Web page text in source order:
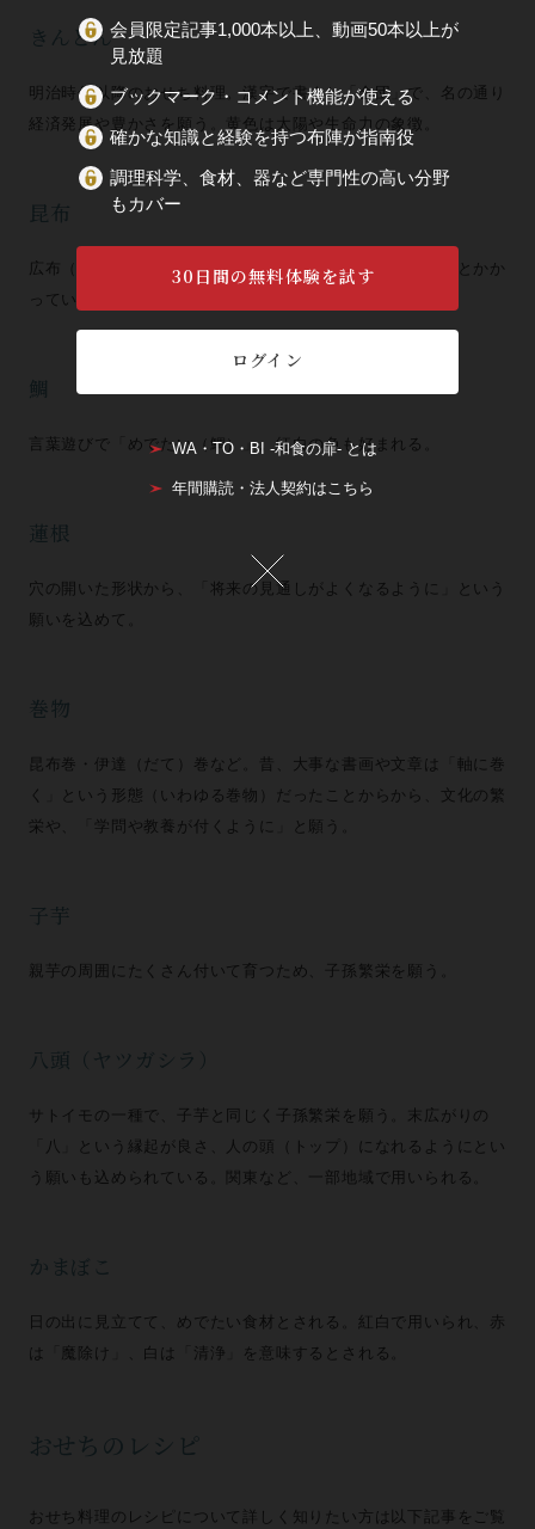
きんとん
明治時代以降のおせち料理。漢字で書くと「金団」で、名の通り
経済発展や豊かさを願う。黄色は太陽や生命力の象徴。
昆布
広布（ひろめ）と呼ばれた食材なので、「名声を広める」とかか
っている。また言葉遊びで「よろこぶ（昆布）」。
鯛
言葉遊びで「めでたい（鯛）」。紅白の色も好まれる。
蓮根
穴の開いた形状から、「将来の見通しがよくなるように」という
願いを込めて。
巻物
昆布巻・伊達（だて）巻など。昔、大事な書画や文章は「軸に巻
く」という形態（いわゆる巻物）だったことからから、文化の繁
栄や、「学問や教養が付くように」と願う。
子芋
親芋の周囲にたくさん付いて育つため、子孫繁栄を願う。
八頭（ヤツガシラ）
サトイモの一種で、子芋と同じく子孫繁栄を願う。末広がりの
「八」という縁起が良さ、人の頭（トップ）になれるようにとい
う願いも込められている。関東など、一部地域で用いられる。
かまぼこ
日の出に見立てて、めでたい食材とされる。紅白で用いられ、赤
は「魔除け」、白は「清浄」を意味するとされる。
おせちのレシピ
おせち料理のレシピについて詳しく知りたい方は以下記事をご覧
会員限定記事1,000本以上、動画50本以上が
見放題
ブックマーク・コメント機能が使える
確かな知識と経験を持つ布陣が指南役
調理科学、食材、器など専門性の高い分野
もカバー
30日間の無料体験を試す
ログイン
WA・TO・BI -和食の扉- とは
年間購読・法人契約はこちら